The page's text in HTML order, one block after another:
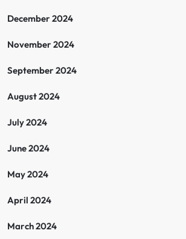
December 2024
November 2024
September 2024
August 2024
July 2024
June 2024
May 2024
April 2024
March 2024